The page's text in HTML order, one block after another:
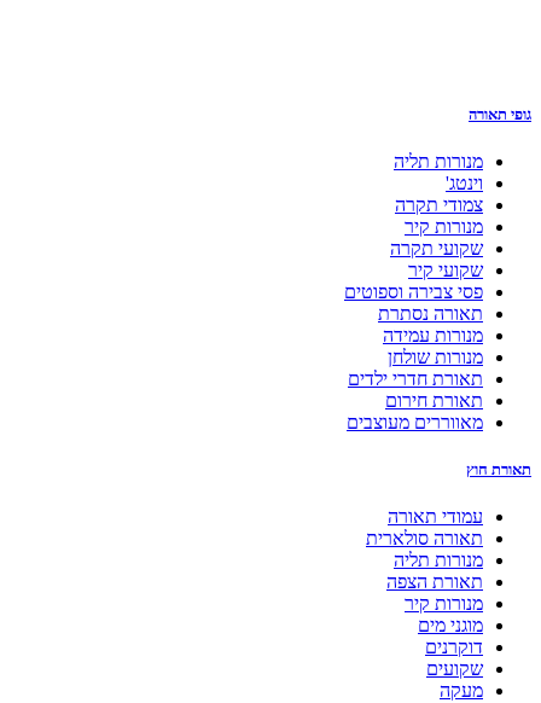
גופי תאורה
מנורות תליה
וינטג'
צמודי תקרה
מנורות קיר
שקועי תקרה
שקועי קיר
פסי צבירה וספוטים
תאורה נסתרת
מנורות עמידה
מנורות שולחן
תאורת חדרי ילדים
תאורת חירום
מאווררים מעוצבים
תאורת חוץ
עמודי תאורה
תאורה סולארית
מנורות תליה
תאורת הצפה
מנורות קיר
מוגני מים
דוקרנים
שקועים
מעקה